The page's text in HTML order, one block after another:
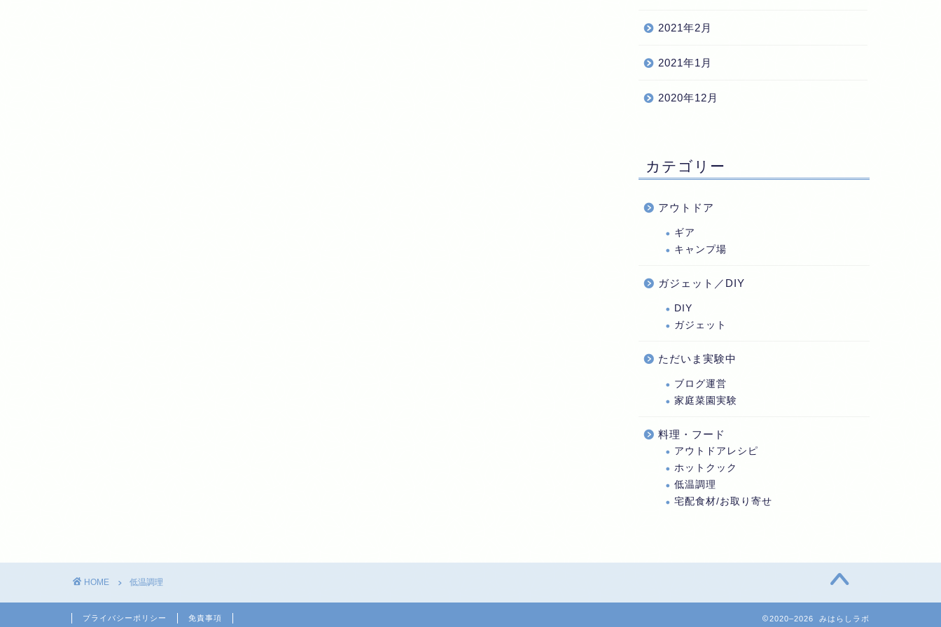
2021年2月
2021年1月
2020年12月
カテゴリー
アウトドア
ギア
キャンプ場
ガジェット／DIY
DIY
ガジェット
ただいま実験中
ブログ運営
家庭菜園実験
料理・フード
アウトドアレシピ
ホットクック
低温調理
宅配食材/お取り寄せ
HOME 低温調理
プライバシーポリシー 免責事項 2020–2026 みはらしラボ